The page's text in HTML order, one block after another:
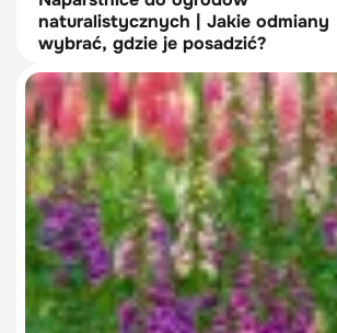
naturalistycznych | Jakie odmiany
wybrać, gdzie je posadzić?